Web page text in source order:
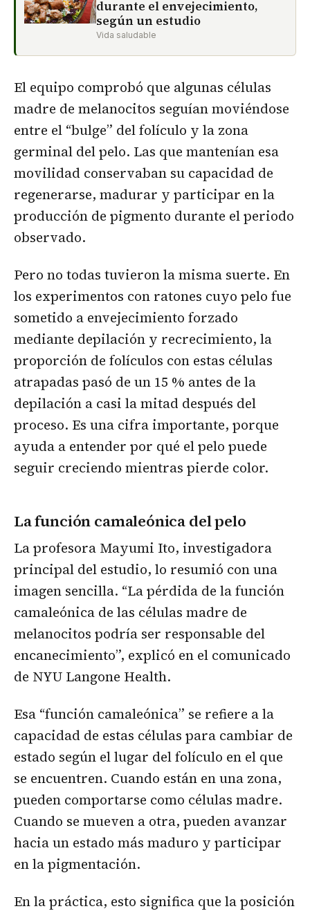
durante el envejecimiento,
según un estudio
Vida saludable
El equipo comprobó que algunas células
madre de melanocitos seguían moviéndose
entre el “bulge” del folículo y la zona
germinal del pelo. Las que mantenían esa
movilidad conservaban su capacidad de
regenerarse, madurar y participar en la
producción de pigmento durante el periodo
observado.
Pero no todas tuvieron la misma suerte. En
los experimentos con ratones cuyo pelo fue
sometido a envejecimiento forzado
mediante depilación y recrecimiento, la
proporción de folículos con estas células
atrapadas pasó de un 15 % antes de la
depilación a casi la mitad después del
proceso. Es una cifra importante, porque
ayuda a entender por qué el pelo puede
seguir creciendo mientras pierde color.
La función camaleónica del pelo
La profesora Mayumi Ito, investigadora
principal del estudio, lo resumió con una
imagen sencilla. “La pérdida de la función
camaleónica de las células madre de
melanocitos podría ser responsable del
encanecimiento”, explicó en el comunicado
de NYU Langone Health.
Esa “función camaleónica” se refiere a la
capacidad de estas células para cambiar de
estado según el lugar del folículo en el que
se encuentren. Cuando están en una zona,
pueden comportarse como células madre.
Cuando se mueven a otra, pueden avanzar
hacia un estado más maduro y participar
en la pigmentación.
En la práctica, esto significa que la posición